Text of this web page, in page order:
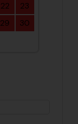
22
23
29
30